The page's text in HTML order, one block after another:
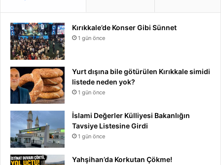
Kırıkkale’de Konser Gibi Sünnet
1 gün önce
Yurt dışına bile götürülen Kırıkkale simidi
listede neden yok?
1 gün önce
İslami Değerler Külliyesi Bakanlığın
Tavsiye Listesine Girdi
1 gün önce
Yahşihan’da Korkutan Çökme!